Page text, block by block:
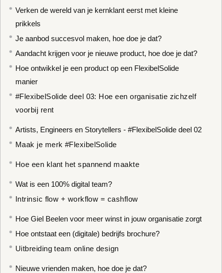
Verken de wereld van je kernklant eerst met kleine
prikkels
Je aanbod succesvol maken, hoe doe je dat?
Aandacht krijgen voor je nieuwe product, hoe doe je dat?
Hoe ontwikkel je een product op een FlexibelSolide
manier
#FlexibelSolide deel 03: Hoe een organisatie zichzelf
voorbij rent
Artists, Engineers en Storytellers - #FlexibelSolide deel 02
Maak je merk #FlexibelSolide
Hoe een klant het spannend maakte
Wat is een 100% digital team?
Intrinsic flow + workflow = cashflow
Hoe Giel Beelen voor meer winst in jouw organisatie zorgt
Hoe ontstaat een (digitale) bedrijfs brochure?
Uitbreiding team online design
Nieuwe vrienden maken, hoe doe je dat?